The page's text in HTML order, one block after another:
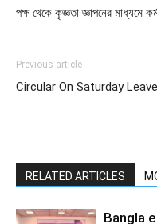
পক্ষ থেকে কৃজ্ঞতা জ্ঞাপনের মাধ্যমে
Previous article
Circular On Saturday Leave
RELATED ARTICLES
Bangla